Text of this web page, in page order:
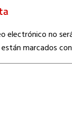
electrónico no
marcados con